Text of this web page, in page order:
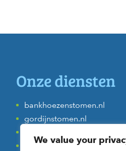
We value your
Onze diensten
bankhoezenstomen.nl
gordijnstomen.nl
donsjassenstomen.nl